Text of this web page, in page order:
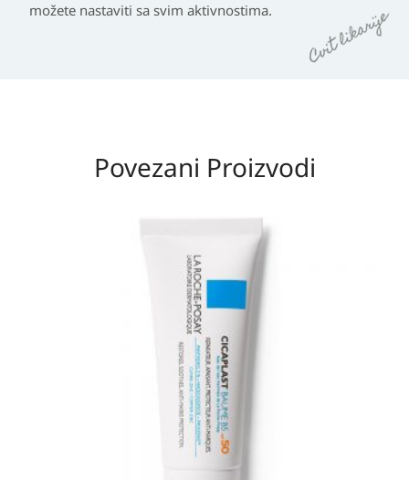
možete nastaviti sa svim aktivnostima.
Povezani Proizvodi